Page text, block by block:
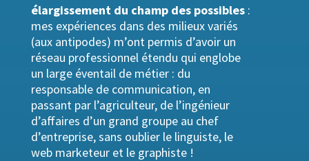
élargissement du champ des possibles :
mes expériences dans des milieux variés
(aux antipodes) m’ont permis d’avoir un
réseau professionnel étendu qui englobe
un large éventail de métier : du
responsable de communication, en
passant par l’agriculteur, de l’ingénieur
d’affaires d’un grand groupe au chef
d’entreprise, sans oublier le linguiste, le
web marketeur et le graphiste !